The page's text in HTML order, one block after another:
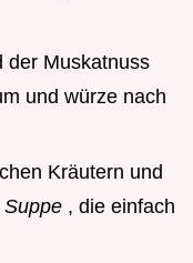
der Muskatnuss
und würze nach
Kräutern und
, die einfach